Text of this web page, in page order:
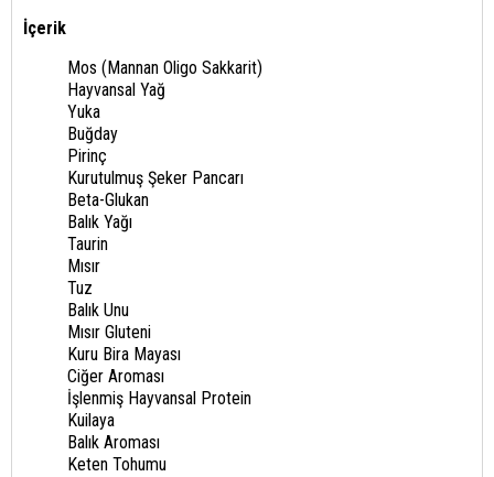
İçerik
Mos (Mannan Oligo Sakkarit)
Hayvansal Yağ
Yuka
Buğday
Pirinç
Kurutulmuş Şeker Pancarı
Beta-Glukan
Balık Yağı
Taurin
Mısır
Tuz
Balık Unu
Mısır Gluteni
Kuru Bira Mayası
Ciğer Aroması
İşlenmiş Hayvansal Protein
Kuilaya
Balık Aroması
Keten Tohumu